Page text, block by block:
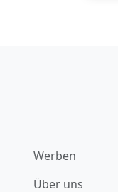
Werben
Über uns